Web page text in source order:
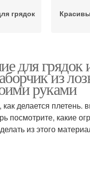
грядок
для грядок
из
руками
делается плетень.
посмотрите, какие
из этого